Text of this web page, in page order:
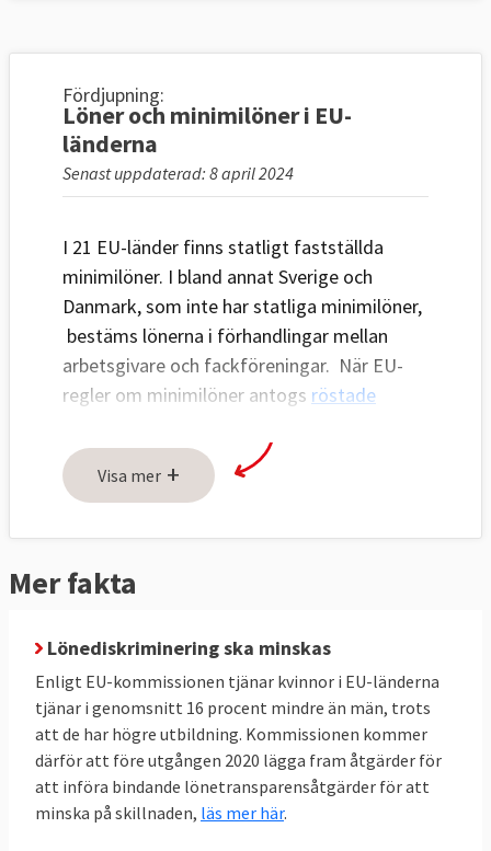
Fördjupning:
Löner och minimilöner i EU-
länderna
Senast uppdaterad: 8 april 2024
I 21 EU-länder finns statligt fastställda
minimilöner. I bland annat Sverige och
Danmark, som inte har statliga minimilöner,
bestäms lönerna i förhandlingar mellan
arbetsgivare och fackföreningar. När EU-
regler om minimilöner antogs röstade
Visa mer +
Mer fakta
Lönediskriminering ska minskas
Enligt EU-kommissionen tjänar kvinnor i EU-länderna
tjänar i genomsnitt 16 procent mindre än män, trots
att de har högre utbildning. Kommissionen kommer
därför att före utgången 2020 lägga fram åtgärder för
att införa bindande lönetransparensåtgärder för att
minska på skillnaden, läs mer här.